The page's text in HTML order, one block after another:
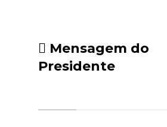
https://
da Ginastica senior da
comunidade, todos
vindos e acompanharam
população.
Mensagem do
Presidente